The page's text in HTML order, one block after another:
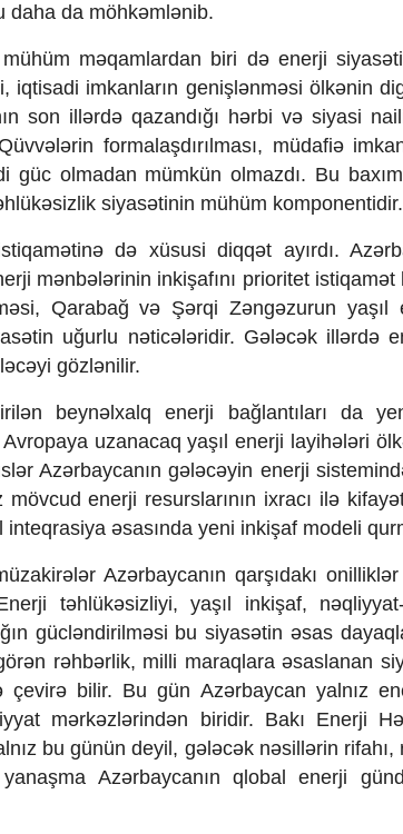
daha da möhkəmlənib.
mühüm məqamlardan biri də enerji
iqtisadi imkanların genişlənməsi ölkənin
son illərdə qazandığı hərbi və siyasi
formalaşdırılması, müdafiə
güc olmadan mümkün olmazdı. Bu
siyasətinin mühüm komponentidir.
istiqamətinə də xüsusi diqqət ayırdı.
mənbələrinin inkişafını prioritet
Qarabağ və Şərqi Zəngəzurun yaşıl
uğurlu nəticələridir. Gələcək illərdə
gözlənilir.
beynəlxalq enerji bağlantıları da
uzanacaq yaşıl enerji layihələri
Azərbaycanın gələcəyin enerji
enerji resurslarının ixracı ilə
əsasında yeni inkişaf modeli
Azərbaycanın qarşıdakı
təhlükəsizliyi, yaşıl inkişaf, nəqliyyat-
gücləndirilməsi bu siyasətin əsas
rəhbərlik, milli maraqlara əsaslanan
bilir. Bu gün Azərbaycan yalnız
mərkəzlərindən biridir. Bakı Enerji
bu günün deyil, gələcək nəsillərin
Azərbaycanın qlobal enerji